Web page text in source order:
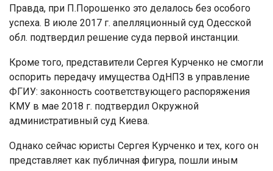
Правда, при П.Порошенко это делалось без особого
успеха. В июле 2017 г. апелляционный суд Одесской
обл. подтвердил решение суда первой инстанции.
Кроме того, представители Сергея Курченко не смогли
оспорить передачу имущества ОдНПЗ в управление
ФГИУ: законность соответствующего распоряжения
КМУ в мае 2018 г. подтвердил Окружной
административный суд Киева.
Однако сейчас юристы Сергея Курченко и тех, кого он
представляет как публичная фигура, пошли иным